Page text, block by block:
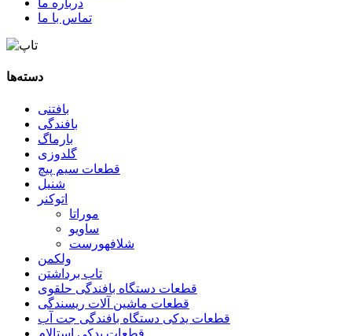
درباره ما
تماس با ما
دسته‌ها
بافتنی
بافندگی
بارماگ
گلدوزی
قطعات سیم پیچ
شنیل
اتوکنر
موراتا
ساویو
شلافهورست
ولکمن
تاب برداشتن
قطعات دستگاه بافندگی حلقوی
قطعات ماشین آلات ریسندگی
قطعات یدکی دستگاه بافندگی جت آب
قطعات یدکی استالام